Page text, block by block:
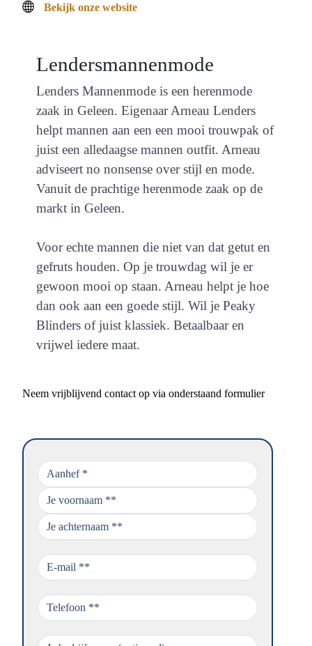
Bekijk onze website
Lendersmannenmode
Lenders Mannenmode is een herenmode
zaak in Geleen. Eigenaar Arneau Lenders
helpt mannen aan een een mooi trouwpak of
juist een alledaagse mannen outfit. Arneau
adviseert no nonsense over stijl en mode.
Vanuit de prachtige herenmode zaak op de
markt in Geleen.
Voor echte mannen die niet van dat getut en
gefruts houden. Op je trouwdag wil je er
gewoon mooi op staan. Arneau helpt je hoe
dan ook aan een goede stijl. Wil je Peaky
Blinders of juist klassiek. Betaalbaar en
vrijwel iedere maat.
Neem vrijblijvend contact op via onderstaand formulier